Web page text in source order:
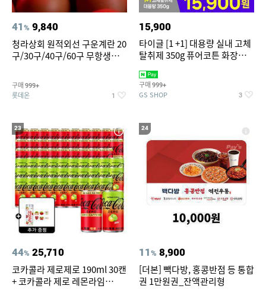
41% 9,840
청라상회 원적외선 구운계란 20
구/30구/40구/60구 무항생제
구매 999+
롯데온 1
15,900
타이글 [1 +1] 대용량 실내 고체
탈취제 350g 퓨어코튼 화장실
구매 999+
GS SHOP 3
23
44% 25,710
코카콜라 제로제로 190ml 30캔
+ 코카콜라 제로 레몬라임
24
11% 8,900
[더본] 빽다방, 홍콩반점 등 통합
권 1만원권_잔액관리형